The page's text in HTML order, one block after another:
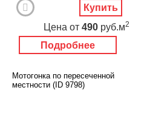
Подробнее
Цена от 490 руб.м2
Купить
Мотогонка по пересеченной
местности (ID 9798)